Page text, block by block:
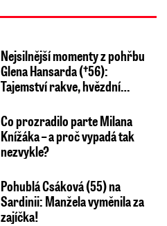
Nejsilnější momenty z pohřbu
Glena Hansarda (†56):
Tajemství rakve, hvězdní…
Co prozradilo parte Milana
Knížáka – a proč vypadá tak
nezvykle?
Pohublá Csáková (55) na
Sardinii: Manžela vyměnila za
zajíčka!